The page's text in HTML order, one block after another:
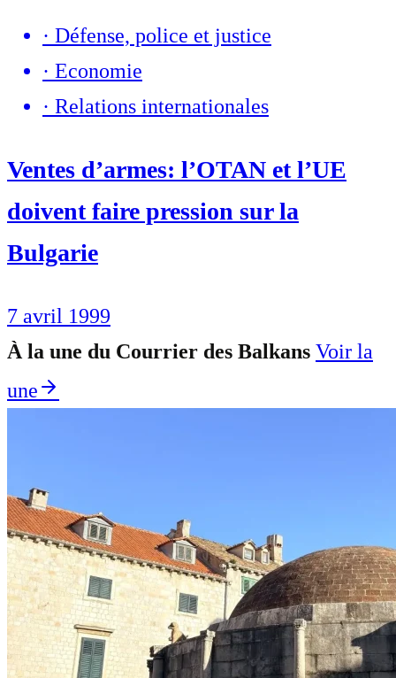
· Défense, police et justice
· Economie
· Relations internationales
Ventes d’armes: l’OTAN et l’UE
doivent faire pression sur la
Bulgarie
7 avril 1999
À la une du Courrier des Balkans Voir la
une